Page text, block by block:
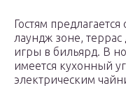
Гостям
лаундж зоне, террас
игры в бильярд. В
имеется кухонный
электрическим